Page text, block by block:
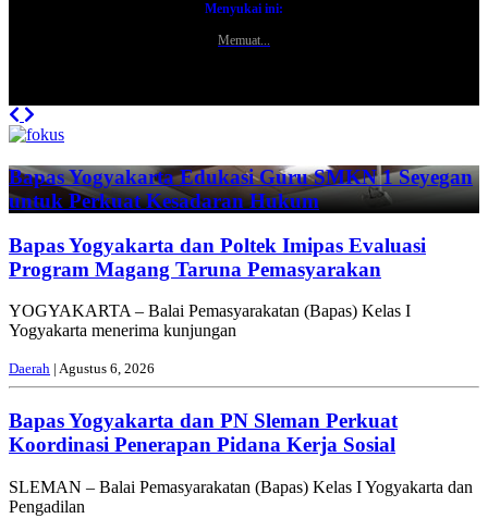
Menyukai ini:
Memuat...
Previous
Bapas Yogyakarta Edukasi Guru SMKN 1 Seyegan
untuk Perkuat Kesadaran Hukum
Bapas Yogyakarta dan Poltek Imipas Evaluasi
Program Magang Taruna Pemasyarakan
YOGYAKARTA – Balai Pemasyarakatan (Bapas) Kelas I
Yogyakarta menerima kunjungan
Daerah | Agustus 6, 2026
Bapas Yogyakarta dan PN Sleman Perkuat
Koordinasi Penerapan Pidana Kerja Sosial
SLEMAN – Balai Pemasyarakatan (Bapas) Kelas I Yogyakarta dan
Pengadilan